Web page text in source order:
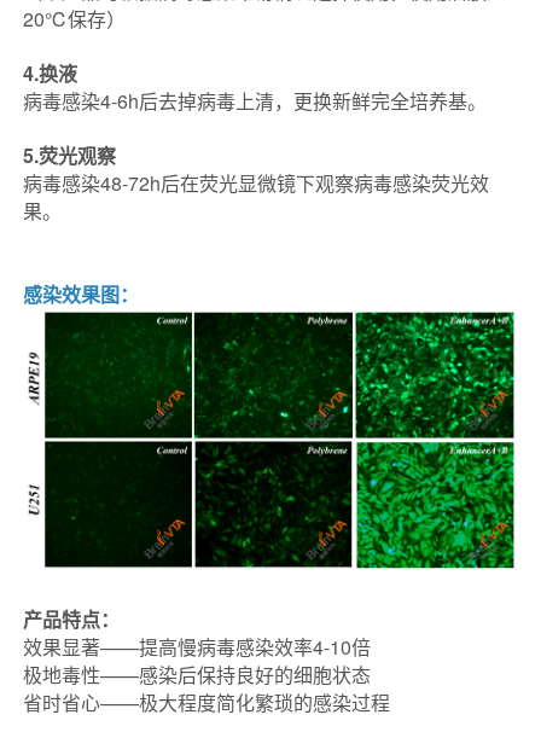
20℃保存）
4.换液
病毒感染4-6h后去掉病毒上清，更换新鲜完全培养基。
5.荧光观察
病毒感染48-72h后在荧光显微镜下观察病毒感染荧光效
果。
感染效果图：
产品特点：
效果显著——提高慢病毒感染效率4-10倍
极地毒性——感染后保持良好的细胞状态
省时省心——极大程度简化繁琐的感染过程